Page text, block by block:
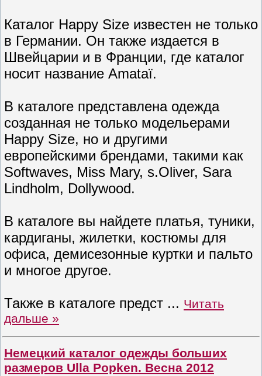
Каталог Happy Size известен не только
в Германии. Он также издается в
Швейцарии и в Франции, где каталог
носит название Amataï.
В каталоге представлена одежда
созданная не только модельерами
Happy Size, но и другими
европейскими брендами, такими как
Softwaves, Miss Mary, s.Oliver, Sara
Lindholm, Dollywood.
В каталоге вы найдете платья, туники,
кардиганы, жилетки, костюмы для
офиса, демисезонные куртки и пальто
и многое другое.
Также в каталоге предст ... Читать
дальше »
Немецкий каталог одежды больших
размеров Ulla Popken. Весна 2012